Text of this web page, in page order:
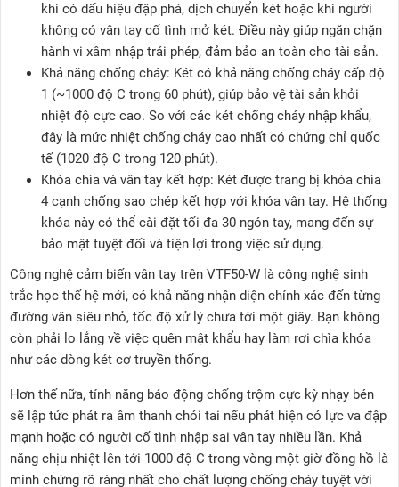
khi có dấu hiệu đập phá, dịch chuyển két hoặc khi người
không có vân tay cố tình mở két. Điều này giúp ngăn chặn
hành vi xâm nhập trái phép, đảm bảo an toàn cho tài sản.
Khả năng chống cháy: Két có khả năng chống cháy cấp độ
1 (~1000 độ C trong 60 phút), giúp bảo vệ tài sản khỏi
nhiệt độ cực cao. So với các két chống cháy nhập khẩu,
đây là mức nhiệt chống cháy cao nhất có chứng chỉ quốc
tế (1020 độ C trong 120 phút).
Khóa chìa và vân tay kết hợp: Két được trang bị khóa chìa
4 cạnh chống sao chép kết hợp với khóa vân tay. Hệ thống
khóa này có thể cài đặt tối đa 30 ngón tay, mang đến sự
bảo mật tuyệt đối và tiện lợi trong việc sử dụng.
Công nghệ cảm biến vân tay trên VTF50-W là công nghệ sinh
trắc học thế hệ mới, có khả năng nhận diện chính xác đến từng
đường vân siêu nhỏ, tốc độ xử lý chưa tới một giây. Bạn không
còn phải lo lắng về việc quên mật khẩu hay làm rơi chìa khóa
như các dòng két cơ truyền thống.
Hơn thế nữa, tính năng báo động chống trộm cực kỳ nhạy bén
sẽ lập tức phát ra âm thanh chói tai nếu phát hiện có lực va đập
mạnh hoặc có người cố tình nhập sai vân tay nhiều lần. Khả
năng chịu nhiệt lên tới 1000 độ C trong vòng một giờ đồng hồ là
minh chứng rõ ràng nhất cho chất lượng chống cháy tuyệt vời